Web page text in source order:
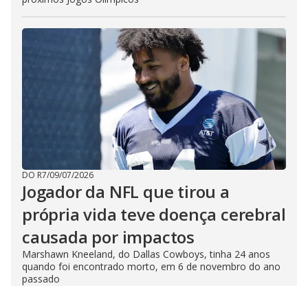
DO R7/09/07/2026
Jogador da NFL que tirou a
própria vida teve doença cerebral
causada por impactos
Marshawn Kneeland, do Dallas Cowboys, tinha 24 anos
quando foi encontrado morto, em 6 de novembro do ano
passado